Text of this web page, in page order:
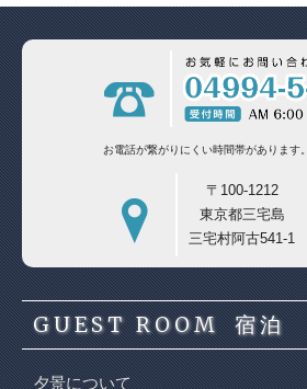
お電話が繋がりにくい時間帯があります。
〒100-1212
東京都三宅島
三宅村阿古541-1
GUEST ROOM 宿泊
夕景について